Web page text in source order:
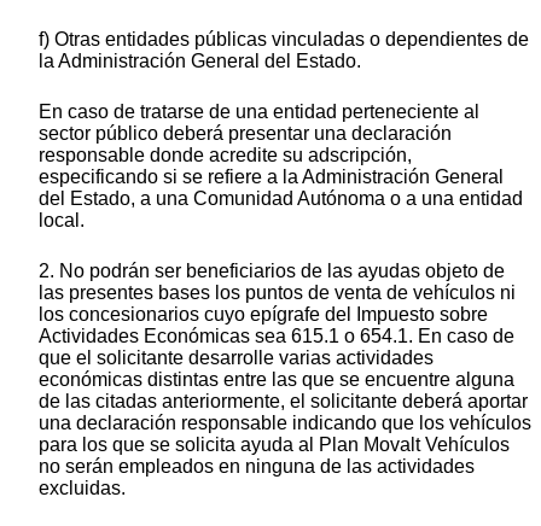
f) Otras entidades públicas vinculadas o dependientes de
la Administración General del Estado.
En caso de tratarse de una entidad perteneciente al
sector público deberá presentar una declaración
responsable donde acredite su adscripción,
especificando si se refiere a la Administración General
del Estado, a una Comunidad Autónoma o a una entidad
local.
2. No podrán ser beneficiarios de las ayudas objeto de
las presentes bases los puntos de venta de vehículos ni
los concesionarios cuyo epígrafe del Impuesto sobre
Actividades Económicas sea 615.1 o 654.1. En caso de
que el solicitante desarrolle varias actividades
económicas distintas entre las que se encuentre alguna
de las citadas anteriormente, el solicitante deberá aportar
una declaración responsable indicando que los vehículos
para los que se solicita ayuda al Plan Movalt Vehículos
no serán empleados en ninguna de las actividades
excluidas.